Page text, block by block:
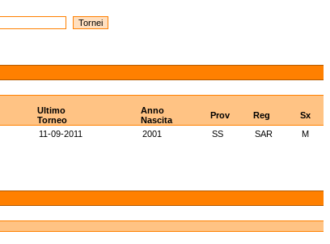
Ultimo
Torneo
Anno
Nascita
Prov Reg
Sx
11-09-2011 2001 SS SAR
M